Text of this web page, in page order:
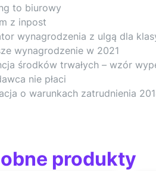
to biurowy
z inpost
wynagrodzenia z ulgą dla
wynagrodzenie w 2021
środków trwałych – wzór
nie płaci
o warunkach zatrudnienia
produkty